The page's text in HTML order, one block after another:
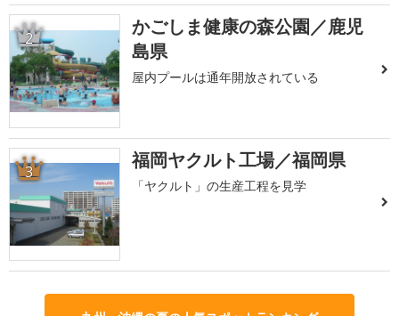
2
かごしま健康の森公園／鹿児
島県
屋内プールは通年開放されている
3 福岡ヤクルト工場／福岡県
「ヤクルト」の生産工程を見学